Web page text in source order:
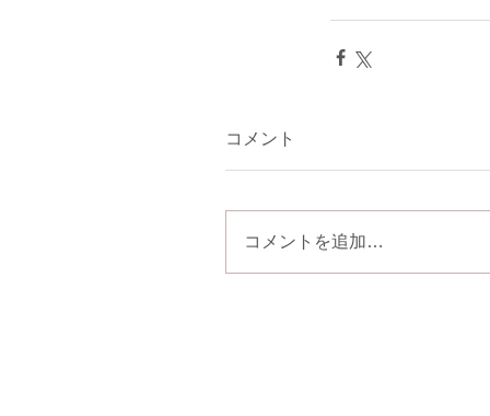
コメント
コメントを追加…